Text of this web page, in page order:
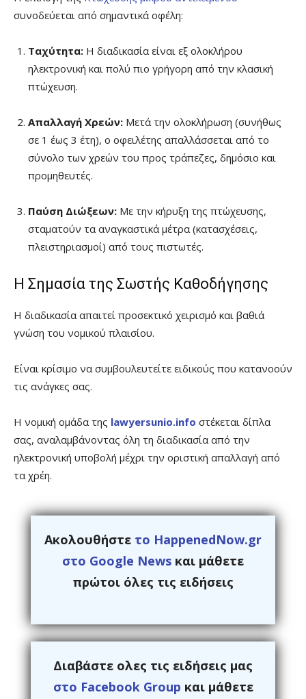
συνοδεύεται από σημαντικά οφέλη:
Ταχύτητα: Η διαδικασία είναι εξ ολοκλήρου
ηλεκτρονική και πολύ πιο γρήγορη από την κλασική
πτώχευση.
Απαλλαγή Χρεών: Μετά την ολοκλήρωση (συνήθως
σε 1 έως 3 έτη), ο οφειλέτης απαλλάσσεται από το
σύνολο των χρεών του προς τράπεζες, δημόσιο και
προμηθευτές.
Παύση Διώξεων: Με την κήρυξη της πτώχευσης,
σταματούν τα αναγκαστικά μέτρα (κατασχέσεις,
πλειστηριασμοί) από τους πιστωτές.
Η Σημασία της Σωστής Καθοδήγησης
Η διαδικασία απαιτεί προσεκτικό χειρισμό και βαθιά
γνώση του νομικού πλαισίου.
Είναι κρίσιμο να συμβουλευτείτε ειδικούς που κατανοούν
τις ανάγκες σας.
Η νομική ομάδα της lawyersunio.info στέκεται δίπλα
σας, αναλαμβάνοντας όλη τη διαδικασία από την
ηλεκτρονική υποβολή μέχρι την οριστική απαλλαγή από
τα χρέη.
Ακολουθήστε το HappenedNow.gr
στο Google News και μάθετε
πρώτοι όλες τις ειδήσεις
Διαβάστε ολες τις ειδήσεις μας
στο Facebook Group και μάθετε